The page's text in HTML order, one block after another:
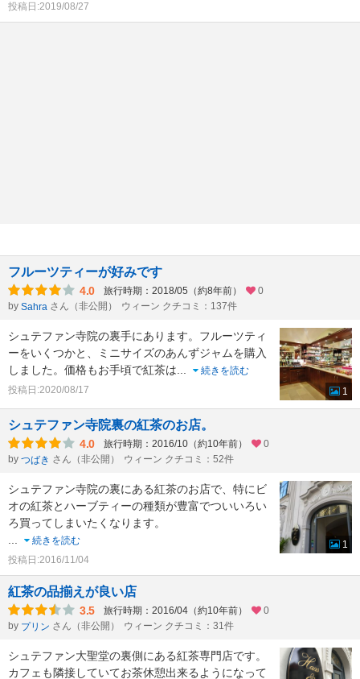
投稿日:2019/08/27
フルーツティーが好みです
4.0 旅行時期：2018/05（約8年前）
0
by Sahra さん（非公開） ウィーン クチコミ：137件
シュテファン寺院の裏手にあります。フルーツティ
ーをいくつかと、ミニサイズのあんずジャムを購入
しました。価格もお手頃で紅茶は...
続きを読む
投稿日:2020/08/17
1
シュテファン寺院裏の紅茶のお店。
4.0 旅行時期：2016/10（約10年前）
0
by つばき さん（非公開） ウィーン クチコミ：52件
シュテファン寺院の裏にある紅茶のお店で、特にビ
オの紅茶とハーブティーの種類が豊富でついいろい
ろ買ってしまいたくなります。
...
続きを読む
投稿日:2016/11/04
1
紅茶の品揃えが良い店
3.5 旅行時期：2016/04（約10年前）
0
by プリン さん（非公開） ウィーン クチコミ：31件
シュテファン大聖堂の裏側にある紅茶専門店です。
カフェも隣接していてお茶休憩出来るようになって